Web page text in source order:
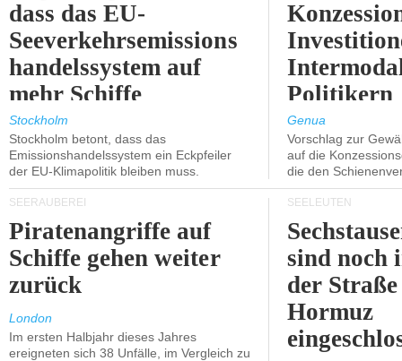
dass das EU-
Seeverkehrsemissions
handelssystem auf
mehr Schiffe
ausgeweitet wird.
Stockholm
Stockholm betont, dass das
Emissionshandelssystem ein Eckpfeiler
der EU-Klimapolitik bleiben muss.
Politikern
Genua
Vorschlag zur
auf die
die den
SEERÄUBEREI
Piratenangriffe auf
Schiffe gehen weiter
zurück
London
Im ersten Halbjahr dieses Jahres
ereigneten sich 38 Unfälle, im Vergleich zu
SEELEUTEN
sind noch
der
Hormuz